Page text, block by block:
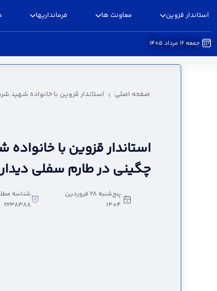
استاندار قزوین معاونت ها فرمانداریها
جمعه 16 مرداد 1405
استاندار قزوین با خانواده شهید شریف
صفحه اصلی استاندار قزوین با خانواده شهید
استاندار قزوین با
چگینی در طارم سفلی
پنج‌شنبه 28 فروردین
1404
شناسه
2238388